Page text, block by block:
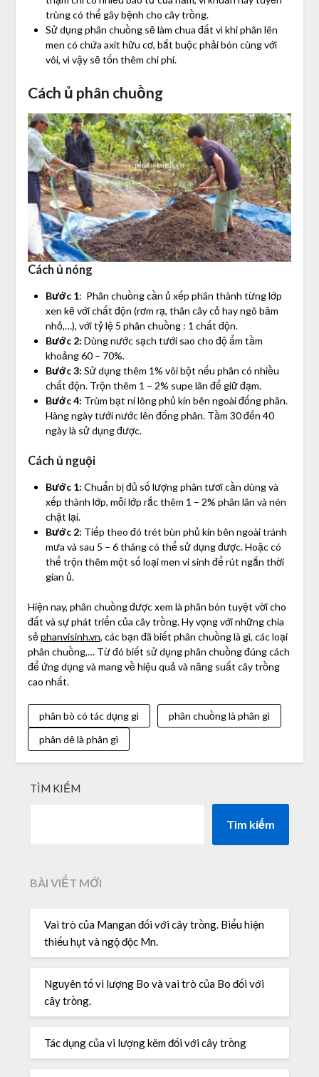
trùng có thể gây bệnh cho cây trồng.
Sử dụng phân chuồng sẽ làm chua đất vì khi phân lên
men có chứa axit hữu cơ, bắt buộc phải bón cùng với
vôi, vì vậy sẽ tốn thêm chi phí.
Cách ủ phân chuồng
Cách ủ nóng
Bước 1: Phân chuồng cần ủ xếp phân thành từng lớp
xen kẽ với chất độn (rơm rạ, thân cây cỏ hay ngô băm
nhỏ,…), với tỷ lệ 5 phân chuồng : 1 chất độn.
Bước 2: Dùng nước sạch tưới sao cho độ ẩm tầm
khoảng 60 – 70%.
Bước 3: Sử dụng thêm 1% vôi bột nếu phân có nhiều
chất độn. Trộn thêm 1 – 2% supe lân để giữ đạm.
Bước 4: Trùm bạt ni lông phủ kín bên ngoài đống phân.
Hàng ngày tưới nước lên đống phân. Tầm 30 đến 40
ngày là sử dụng được.
Cách ủ nguội
Bước 1: Chuẩn bị đủ số lượng phân tươi cần dùng và
xếp thành lớp, mỗi lớp rắc thêm 1 – 2% phân lân và nén
chặt lại.
Bước 2: Tiếp theo đó trét bùn phủ kín bên ngoài tránh
mưa và sau 5 – 6 tháng có thể sử dụng được. Hoặc có
thể trộn thêm một số loại men vi sinh để rút ngắn thời
gian ủ.
Hiện nay, phân chuồng được xem là phân bón tuyệt vời cho
đất và sự phát triển của cây trồng. Hy vọng với những chia
sẻphanvisinh.vn, các bạn đã biết phân chuồng là gì, các loại
phân chuồng,… Từ đó biết sử dụng phân chuồng đúng cách
để ứng dụng và mang về hiệu quả và năng suất cây trồng
cao nhất.
phân bò có tác dụng gì
phân chuồng là phân gì
phân dê là phân gì
TÌM KIẾM
Tìm kiếm
BÀI VIẾT MỚI
Vai trò của Mangan đối với cây trồng. Biểu hiện
thiếu hụt và ngộ độc Mn.
Nguyên tố vi lượng Bo và vai trò của Bo đối với
cây trồng.
Tác dụng của vi lượng kẽm đối với cây trồng